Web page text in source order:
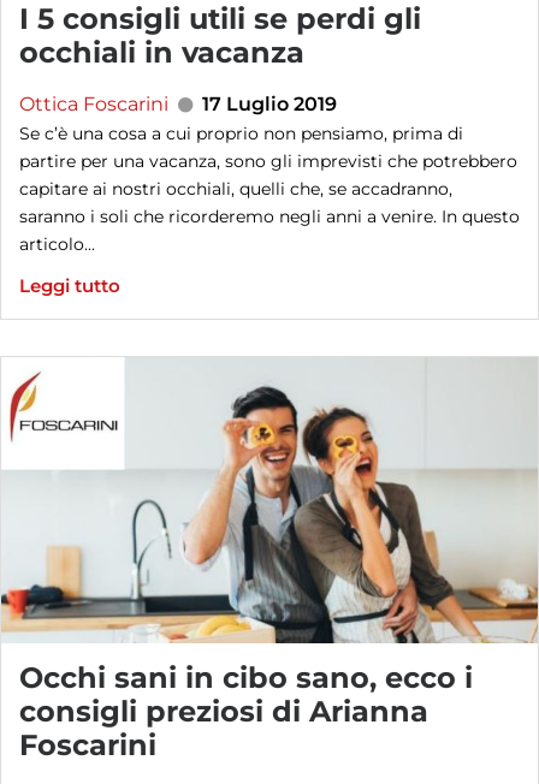
I 5 consigli utili se perdi gli
occhiali in vacanza
Ottica Foscarini 17 Luglio 2019
Se c’è una cosa a cui proprio non pensiamo, prima di
partire per una vacanza, sono gli imprevisti che potrebbero
capitare ai nostri occhiali, quelli che, se accadranno,
saranno i soli che ricorderemo negli anni a venire. In questo
articolo...
Leggi tutto
Occhi sani in cibo sano, ecco i
consigli preziosi di Arianna
Foscarini